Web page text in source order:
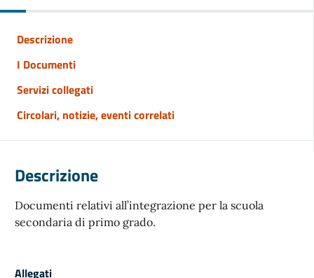
Descrizione
I Documenti
Servizi collegati
Circolari, notizie, eventi correlati
Descrizione
Documenti relativi all’integrazione per la scuola
secondaria di primo grado.
Allegati